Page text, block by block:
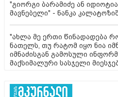
"გიორგი ბარამიძე ან
მავნებელი" - ნანკა
"ახლა მე ერთი წინადადება
ნათელს, თუ რატომ იყო ნია
იმნაძისგან გამოსული
მაქსიმალური სასჯელი